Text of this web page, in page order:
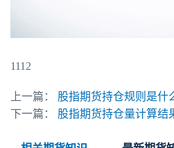
1112
上一篇：
股指期货持仓规则是什
下一篇：
股指期货持仓量计算结